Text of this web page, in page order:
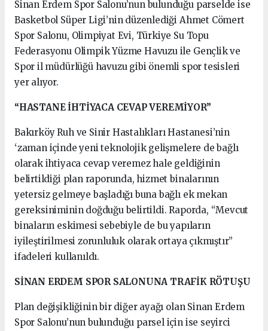
Sinan Erdem Spor Salonu’nun bulunduğu parselde ise
Basketbol Süper Ligi’nin düzenlediği Ahmet Cömert
Spor Salonu, Olimpiyat Evi, Türkiye Su Topu
Federasyonu Olimpik Yüzme Havuzu ile Gençlik ve
Spor il müdürlüğü havuzu gibi önemli spor tesisleri
yer alıyor.
“HASTANE İHTİYACA CEVAP VEREMİYOR”
Bakırköy Ruh ve Sinir Hastalıkları Hastanesi’nin
‘zaman içinde yeni teknolojik gelişmelere de bağlı
olarak ihtiyaca cevap veremez hale geldiğinin
belirtildiği plan raporunda, hizmet binalarının
yetersiz gelmeye başladığı buna bağlı ek mekan
gereksiniminin doğduğu belirtildi. Raporda, “Mevcut
binaların eskimesi sebebiyle de bu yapıların
iyileştirilmesi zorunluluk olarak ortaya çıkmıştır”
ifadeleri kullanıldı.
SİNAN ERDEM SPOR SALONUNA TRAFİK RÖTUŞU
Plan değişikliğinin bir diğer ayağı olan Sinan Erdem
Spor Salonu’nun bulunduğu parsel için ise seyirci